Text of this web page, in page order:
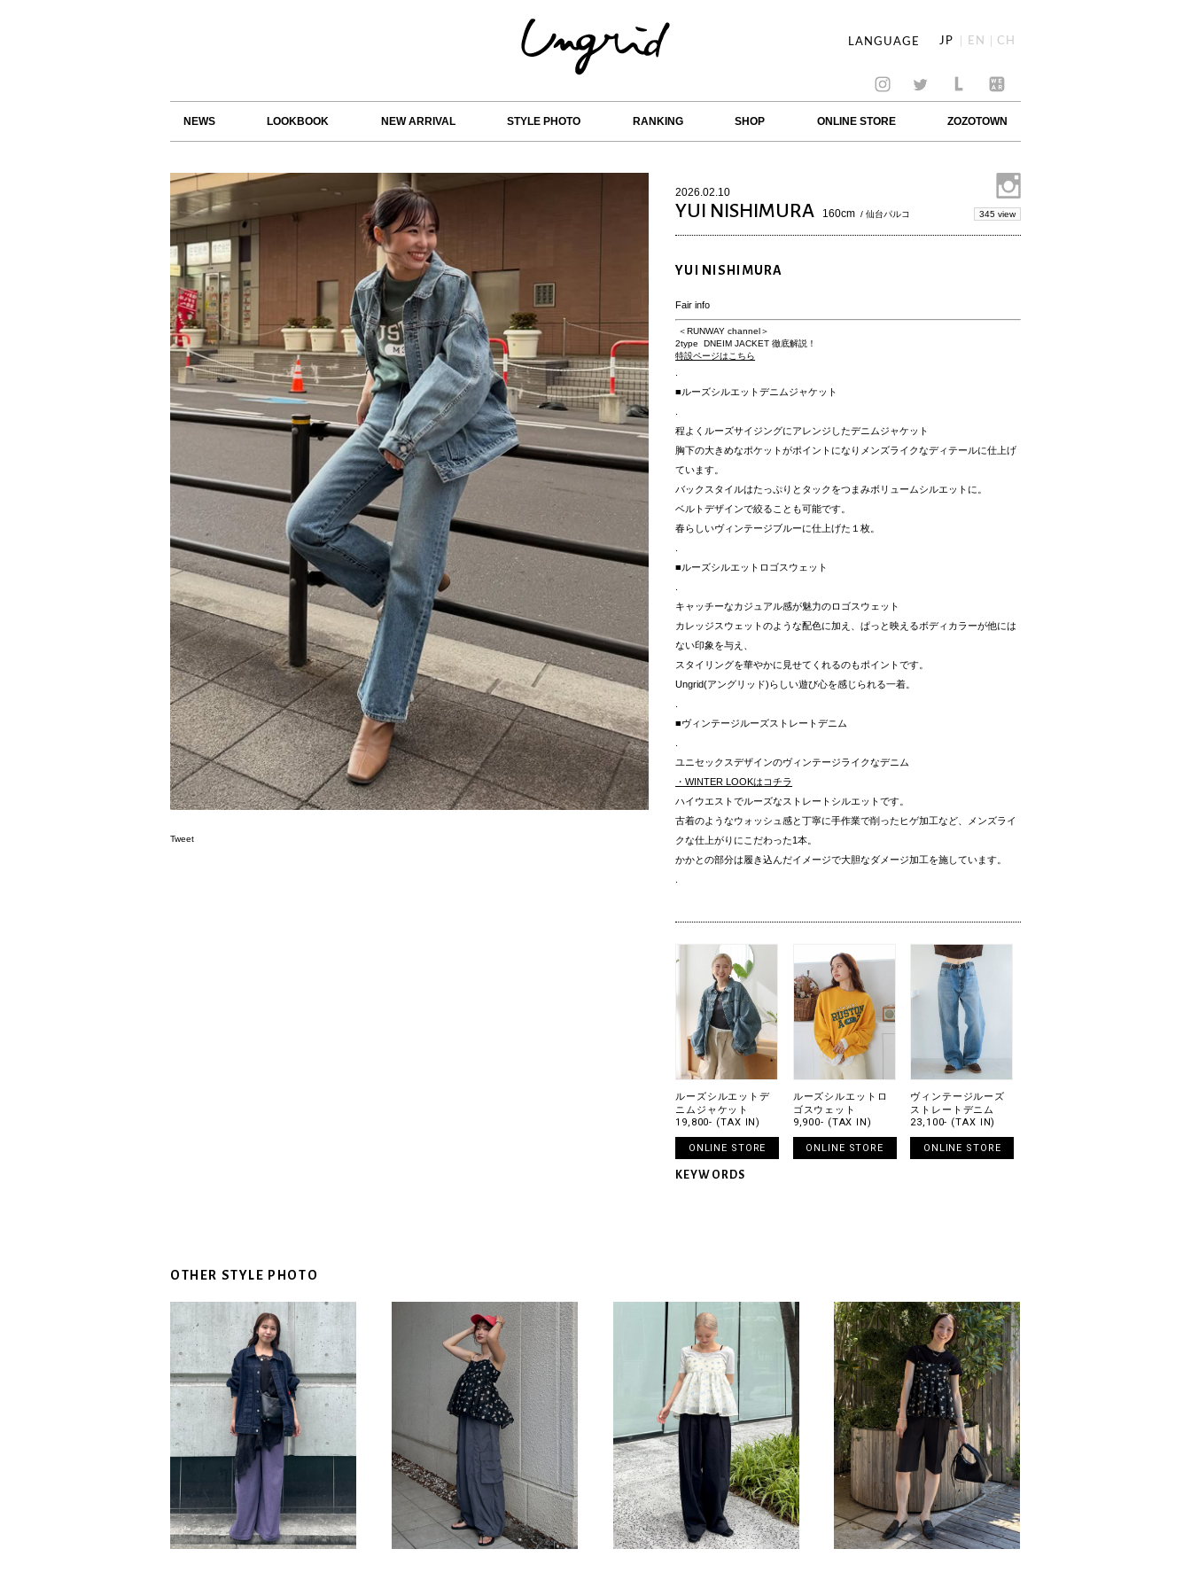
LANGUAGE JP EN CH
NEWS LOOKBOOK NEW ARRIVAL STYLE PHOTO RANKING SHOP ONLINE STORE ZOZOTOWN
Tweet
2026.02.10
YUI NISHIMURA 160cm / 仙台パルコ 345 view
YUI NISHIMURA
Fair info
＜RUNWAY channel＞
2type DNEIM JACKET 徹底解説！
特設ページはこちら
■ルーズシルエットデニムジャケット
程よくルーズサイジングにアレンジしたデニムジャケット
胸下の大きめなポケットがポイントになりメンズライクなディテールに仕上げ
ています。
バックスタイルはたっぷりとタックをつまみボリュームシルエットに。
ベルトデザインで絞ることも可能です。
春らしいヴィンテージブルーに仕上げた１枚。
■ルーズシルエットロゴスウェット
キャッチーなカジュアル感が魅力のロゴスウェット
カレッジスウェットのような配色に加え、ぱっと映えるボディカラーが他には
ない印象を与え、
スタイリングを華やかに見せてくれるのもポイントです。
Ungrid(アングリッド)らしい遊び心を感じられる一着。
■ヴィンテージルーズストレートデニム
ユニセックスデザインのヴィンテージライクなデニム
・WINTER LOOKはコチラ
ハイウエストでルーズなストレートシルエットです。
古着のようなウォッシュ感と丁寧に手作業で削ったヒゲ加工など、メンズライ
クな仕上がりにこだわった1本。
かかとの部分は履き込んだイメージで大胆なダメージ加工を施しています。
ルーズシルエットデ
ニムジャケット
19,800- (TAX IN)
ONLINE STORE
ルーズシルエットロ
ゴスウェット
9,900- (TAX IN)
ONLINE STORE
ヴィンテージルーズ
ストレートデニム
23,100- (TAX IN)
ONLINE STORE
KEYWORDS
OTHER STYLE PHOTO